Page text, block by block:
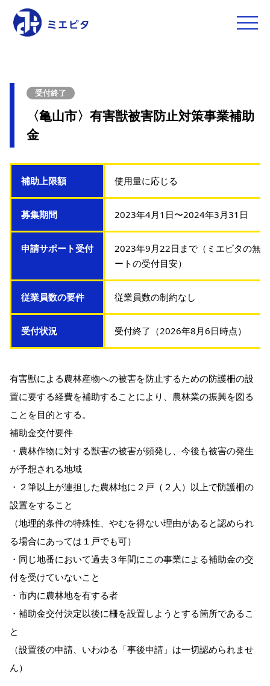
toggle
受付終了
〈亀山市〉有害獣被害防止対策事業補助
金
補助上限額 使用量に応じる
募集期間 2023年4月1日〜2024年3月31日
申請サポート受付
2023年9月22日まで（ミエピタの無
ートの受付目安）
従業員数の要件 従業員数の制約なし
受付状況 受付終了（2026年8月6日時点）
有害獣による農林産物への被害を防止するための防護柵の設
置に要する経費を補助することにより、農林業の振興を図る
ことを目的とする。
補助金交付要件
・農林作物に対する獣害の被害が頻発し、今後も被害の発生
が予想される地域
・２筆以上が連担した農林地に２戸（２人）以上で防護柵の
設置をすること
（地理的条件の特殊性、やむを得ない理由があると認められ
る場合にあっては１戸でも可）
・同じ地番において過去３年間にこの事業による補助金の交
付を受けていないこと
・市内に農林地を有する者
・補助金交付決定以後に柵を設置しようとする箇所であるこ
と
（設置後の申請、いわゆる「事後申請」は一切認められませ
ん）